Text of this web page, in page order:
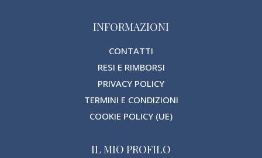
INFORMAZIONI
CONTATTI
RESI E RIMBORSI
PRIVACY POLICY
TERMINI E CONDIZIONI
COOKIE POLICY (UE)
IL MIO PROFILO